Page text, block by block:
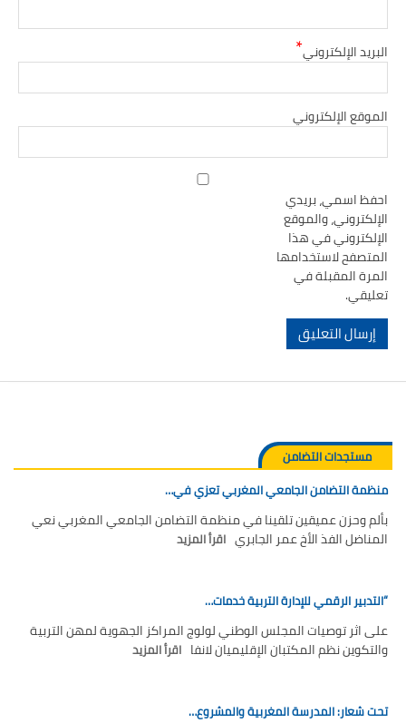
البريد الإلكتروني*
الموقع الإلكتروني
احفظ اسمي، بريدي
الإلكتروني، والموقع
الإلكتروني في هذا
المتصفح لاستخدامها
المرة المقبلة في
تعليقي.
مستجدات التضامن
منظمة التضامن الجامعي المغربي تعزي في…
بألم وحزن عميقين تلقينا في منظمة التضامن الجامعي المغربي نعي
المناضل الفذ الأخ عمر الجابري اقرأ المزيد
“التدبير الرقمي للإدارة التربية خدمات…
على اثر توصيات المجلس الوطني لولوج المراكز الجهوية لمهن التربية
والتكوين نظم المكتبان الإقليميان لانفا اقرأ المزيد
تحت شعار: المدرسة المغربية والمشروع…